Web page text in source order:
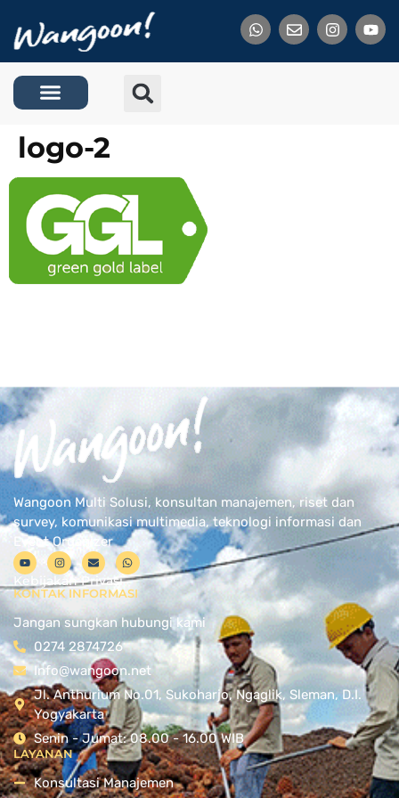
logo-2
Wangoon Multi Solusi, konsultan manajemen, riset dan
survey, komunikasi multimedia, teknologi informasi dan
Event Organizer
Kebijakan Privasi
KONTAK INFORMASI
Jangan sungkan hubungi kami
0274 2874726
Info@wangoon.net
Jl. Anthurium No.01, Sukoharjo, Ngaglik, Sleman, D.I.
Yogyakarta
Senin - Jumat: 08.00 - 16.00 WIB
LAYANAN
Konsultasi Manajemen